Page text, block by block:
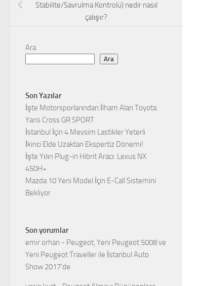
Stabilite/Savrulma Kontrolü) nedir nasıl
çalışır?
Ara
Ara
Son Yazılar
İşte Motorsporlarından İlham Alan Toyota
Yaris Cross GR SPORT
İstanbul İçin 4 Mevsim Lastikler Yeterli
İkinci Elde Uzaktan Ekspertiz Dönemi!
İşte Yılın Plug-in Hibrit Aracı: Lexus NX
450H+
Mazda 10 Yeni Model İçin E-Call Sistemini
Bekliyor
Son yorumlar
emir orhan - Peugeot, Yeni Peugeot 5008 ve
Yeni Peugeot Traveller ile İstanbul Auto
Show 2017’de